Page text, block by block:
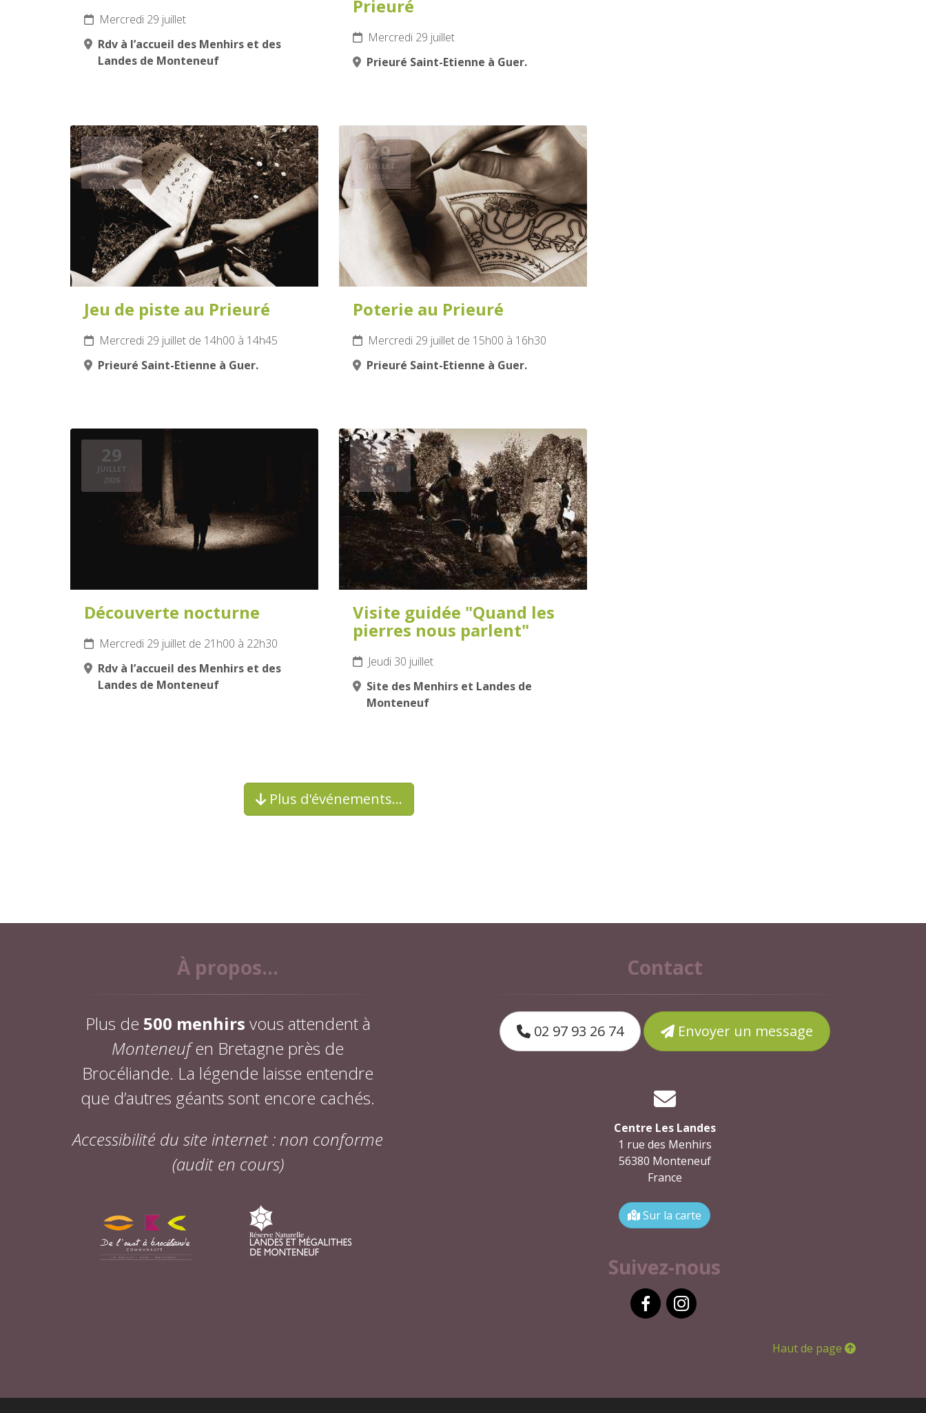
Mercredi 29 juillet
Rdv à l’accueil des Menhirs et des
Landes de Monteneuf
Prieuré
Mercredi 29 juillet
Prieuré Saint-Etienne à Guer.
29
JUILLET
2026
Jeu de piste au Prieuré
Mercredi 29 juillet de 14h00 à 14h45
Prieuré Saint-Etienne à Guer.
29
JUILLET
2026
Poterie au Prieuré
Mercredi 29 juillet de 15h00 à 16h30
Prieuré Saint-Etienne à Guer.
29
JUILLET
2026
Découverte nocturne
Mercredi 29 juillet de 21h00 à 22h30
Rdv à l’accueil des Menhirs et des
Landes de Monteneuf
30
JUILLET
2026
Visite guidée "Quand les
pierres nous parlent"
Jeudi 30 juillet
Site des Menhirs et Landes de
Monteneuf
Plus d'événements…
À propos...
Plus de 500 menhirs vous attendent à
Monteneufen Bretagne près de
Brocéliande. La légende laisse entendre
que d’autres géants sont encore cachés.
Accessibilité du site internet : non conforme
(audit en cours)
Contact
02 97 93 26 74 Envoyer un message
Centre Les Landes
1 rue des Menhirs
56380 Monteneuf
France
Sur la carte
Suivez-nous
Haut de page